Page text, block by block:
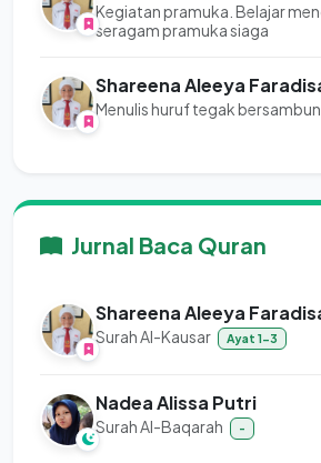
Kegiatan pramuka. Belajar
seragam pramuka siaga
Shareena Aleeya
Menulis huruf tegak
Jurnal Baca Quran
Shareena Aleeya
Surah Al-Kausar Ayat 1-3
Nadea Alissa Putri
Surah Al-Baqarah -